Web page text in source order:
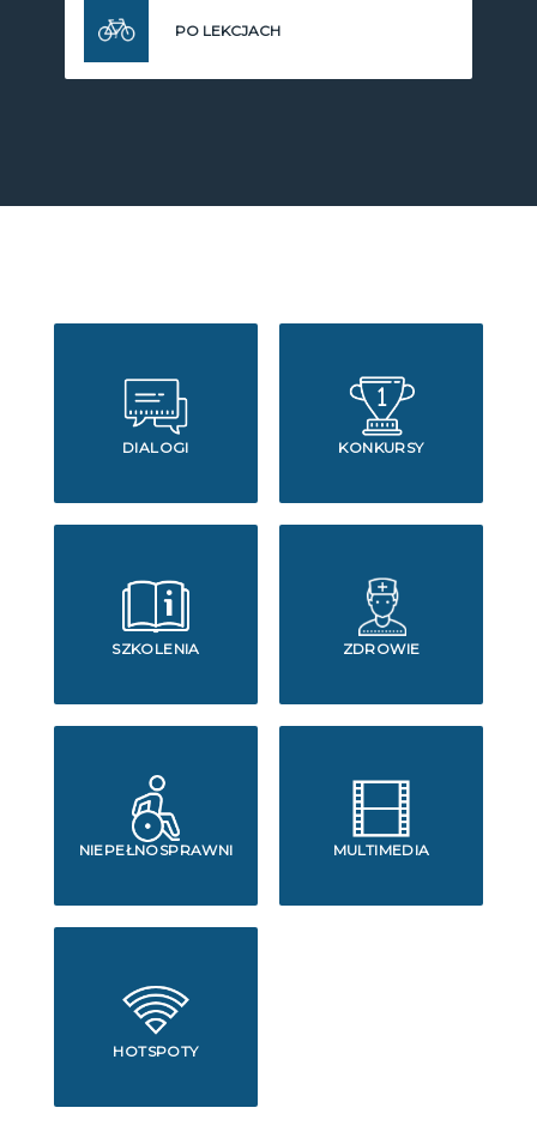
PO LEKCJACH
DIALOGI KONKURSY
SZKOLENIA ZDROWIE
NIEPEŁNOSPRAWNI MULTIMEDIA
HOTSPOTY